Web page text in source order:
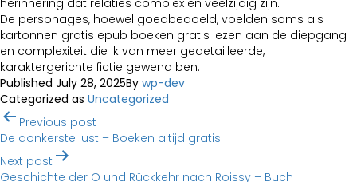
herinnering dat relaties complex en veelzijdig zijn.
De personages, hoewel goedbedoeld, voelden soms als
kartonnen gratis epub boeken gratis lezen aan de diepgang
en complexiteit die ik van meer gedetailleerde,
karaktergerichte fictie gewend ben.
Published July 28, 2025By wp-dev
Categorized as Uncategorized
Post
navigation
Previous post
De donkerste lust – Boeken altijd gratis
Next post
Geschichte der O und Rückkehr nach Roissy – Buch